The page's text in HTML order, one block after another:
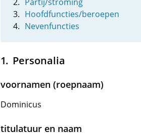
Hoofdfuncties/beroepen
Nevenfuncties
Personalia
voornamen (roepnaam)
Dominicus
titulatuur en naam